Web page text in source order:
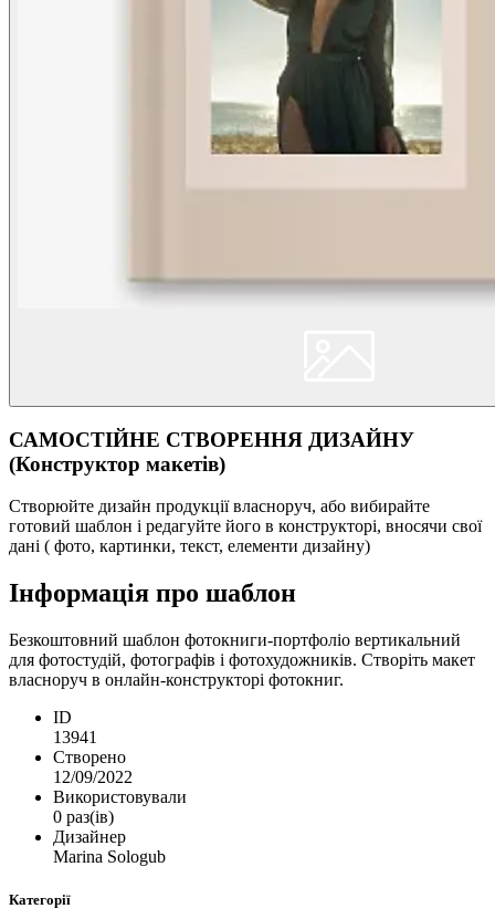
САМОСТІЙНЕ СТВОРЕННЯ ДИЗАЙНУ
(Конструктор макетів)
Створюйте дизайн продукції власноруч, або вибирайте
готовий шаблон і редагуйте його в конструкторі, вносячи свої
дані ( фото, картинки, текст, елементи дизайну)
Інформація про шаблон
Безкоштовний шаблон фотокниги-портфоліо вертикальний
для фотостудій, фотографів і фотохудожників. Створіть макет
власноруч в онлайн-конструкторі фотокниг.
ID
13941
Створено
12/09/2022
Використовували
0 раз(ів)
Дизайнер
Marina Sologub
Категорії